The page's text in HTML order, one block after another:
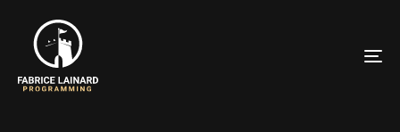
PUBLISHED
IN:
Author
Published
on: